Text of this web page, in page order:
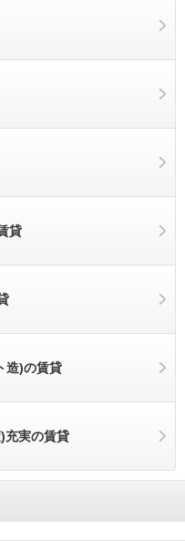
貸
造)の賃貸
充実の賃貸